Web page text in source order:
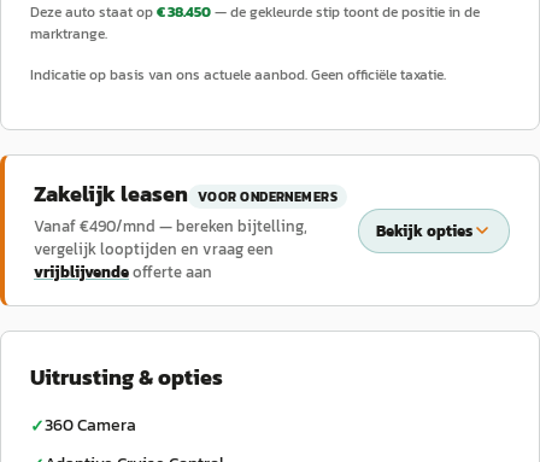
Deze auto staat op€ 38.450— de gekleurde stip toont de positie in de
marktrange.
Indicatie op basis van ons actuele aanbod. Geen officiële taxatie.
Zakelijk leasen VOOR ONDERNEMERS
Vanaf €490/mnd — bereken bijtelling,
vergelijk looptijden en vraag een
vrijblijvendeofferte aan
Bekijk opties
Uitrusting & opties
✓360 Camera